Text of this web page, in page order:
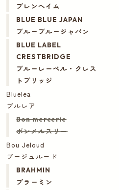
ブレンヘイム
BLUE BLUE JAPAN
ブルーブルージャパン
BLUE LABEL
CRESTBRIDGE
ブルーレーベル・クレス
トブリッジ
Bluelea
ブルレア
Bon mercerie
ボンメルスリー
Bou Jeloud
ブージュルード
BRAHMIN
ブラーミン